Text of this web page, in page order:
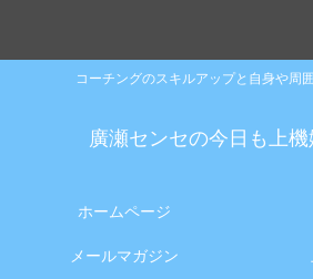
コーチングのスキルアップと自身や周
廣瀬センセの今日も上
ホームページ
メールマガジン